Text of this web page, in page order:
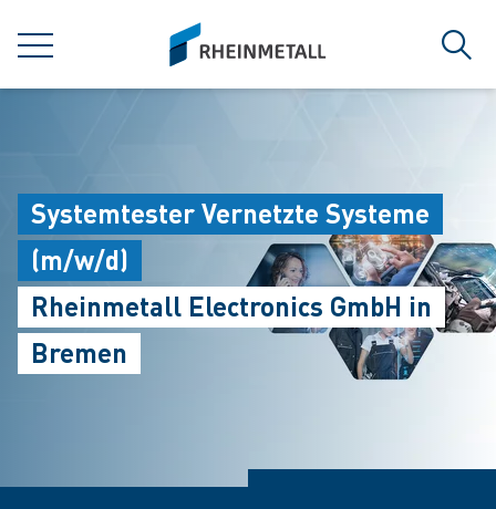
MENU
siteLogo
Systemtester Vernetzte Systeme
(m/w/d)
Rheinmetall Electronics GmbH in
Bremen